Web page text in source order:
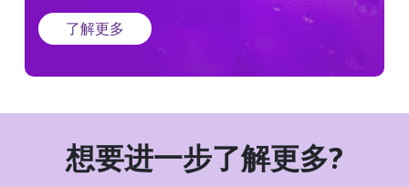
了解更多
想要进一步了解更多?